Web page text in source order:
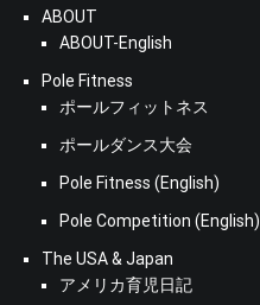
ABOUT
ABOUT-English
Pole Fitness
ポールフィットネス
ポールダンス大会
Pole Fitness (English)
Pole Competition (English)
The USA & Japan
アメリカ育児日記